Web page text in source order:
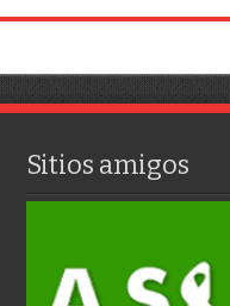
Sitios amigos